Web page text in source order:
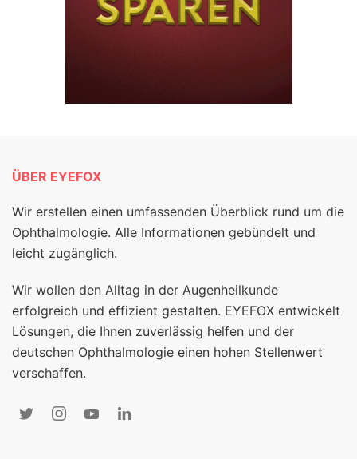
ÜBER EYEFOX
Wir erstellen einen umfassenden Überblick rund um die
Ophthalmologie. Alle Informationen gebündelt und
leicht zugänglich.
Wir wollen den Alltag in der Augenheilkunde
erfolgreich und effizient gestalten. EYEFOX entwickelt
Lösungen, die Ihnen zuverlässig helfen und der
deutschen Ophthalmologie einen hohen Stellenwert
verschaffen.